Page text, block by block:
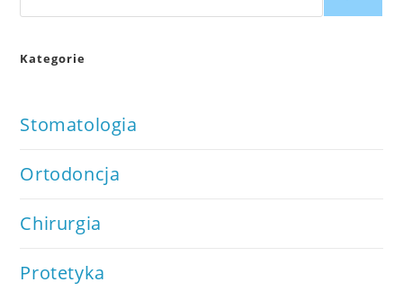
Kategorie
Stomatologia
Ortodoncja
Chirurgia
Protetyka